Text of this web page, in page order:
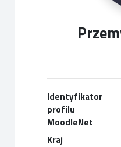
Identyfikator
profilu
MoodleNet
Kraj